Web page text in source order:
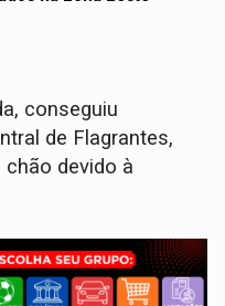
conseguiu
de Flagrantes,
devido à